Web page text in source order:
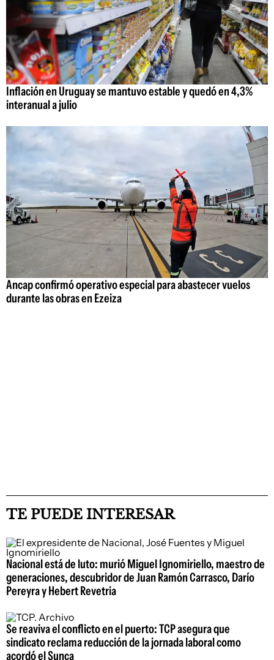
Inflación en Uruguay se mantuvo estable y quedó en 4,3%
interanual a julio
Ancap confirmó operativo especial para abastecer vuelos
durante las obras en Ezeiza
TE PUEDE INTERESAR
Nacional está de luto: murió Miguel Ignomiriello, maestro de
generaciones, descubridor de Juan Ramón Carrasco, Darío
Pereyra y Hebert Revetria
Se reaviva el conflicto en el puerto: TCP asegura que
sindicato reclama reducción de la jornada laboral como
acordó el Sunca